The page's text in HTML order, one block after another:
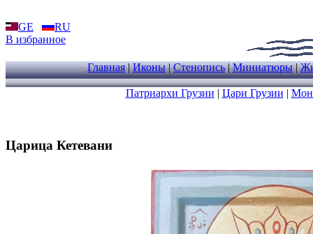
GE
RU
В избранное
Главная|Иконы|Стенопись|Миниатюры|
Патриархи Грузии | Цари Грузии |
Царица Кетевани